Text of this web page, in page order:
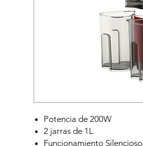
Potencia de 200W
2 jarras de 1L
Funcionamiento Silencioso